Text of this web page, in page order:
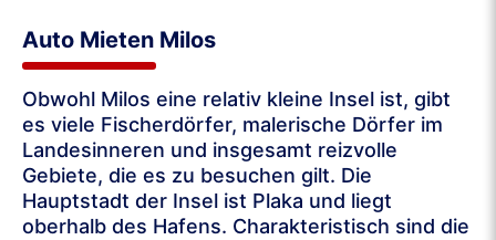
Auto Mieten Milos
Obwohl Milos eine relativ kleine Insel ist, gibt
es viele Fischerdörfer, malerische Dörfer im
Landesinneren und insgesamt reizvolle
Gebiete, die es zu besuchen gilt. Die
Hauptstadt der Insel ist Plaka und liegt
oberhalb des Hafens. Charakteristisch sind die